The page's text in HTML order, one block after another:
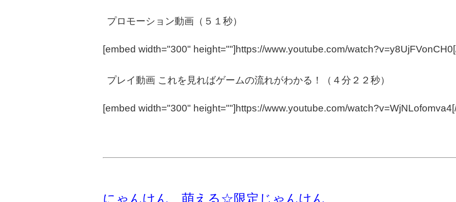
プロモーション動画（５１秒）
[embed width="300" height=""]https://www.youtube.com/
プレイ動画 これを見ればゲームの流れがわかる！（４分２２秒）
[embed width="300" height=""]https://www.youtube.com/
にゃんけん 萌える☆限定じゃんけん